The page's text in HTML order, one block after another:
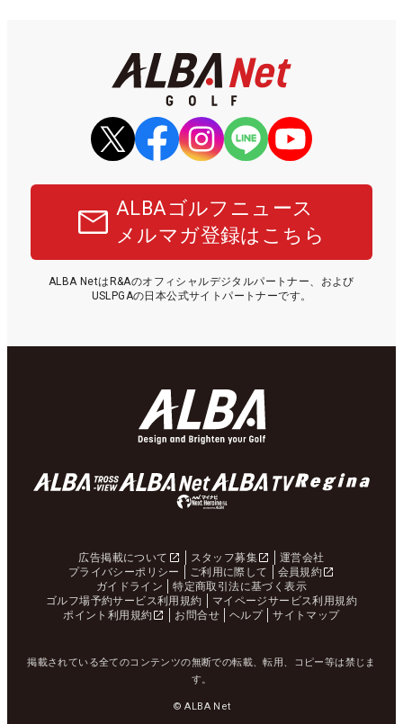
ALBAゴルフニュース
メルマガ登録はこちら
ALBA NetはR&Aのオフィシャルデジタルパートナー、および
USLPGAの日本公式サイトパートナーです。
広告掲載について スタッフ募集
運営会社
プライバシーポリシー
ご利用に際して
会員規約
ガイドライン
特定商取引法に基づく表示
ゴルフ場予約サービス利用規約
マイページサービス利用規約
ポイント利用規約
お問合せ ヘルプ サイトマップ
掲載されている全てのコンテンツの無断での転載、転用、コピー等は禁じま
す。
© ALBA Net